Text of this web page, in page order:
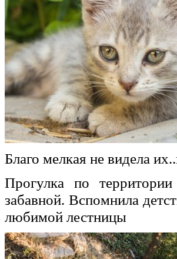
Благо мелкая не видела
Прогулка по
забавной. Вспомнила
любимой лестницы